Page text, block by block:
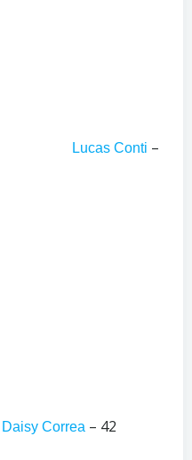
Lucas Conti –
Daisy Correa – 42